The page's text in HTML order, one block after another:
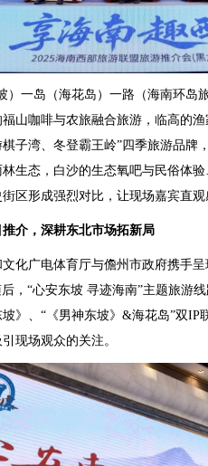
）一岛（海花岛）一路（海南环岛
山咖啡与农旅融合旅游，临高的
子湾、冬登霸王岭”四季旅游品牌
生态，白沙的生态氧吧与民俗体
区形成强烈对比，让现场嘉宾直观
介，深耕东北市场拓新局
化广电体育厅与儋州市政府携手
，“心安东坡 寻迹海南”主题旅游
、“《男神东坡》&海花岛”双IP
现场观众的关注。